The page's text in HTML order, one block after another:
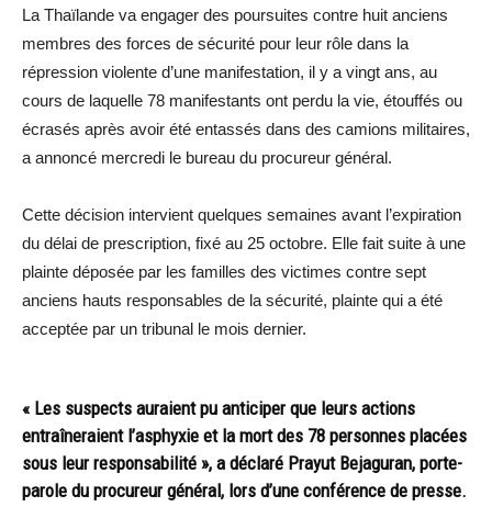
La Thaïlande va engager des poursuites contre huit anciens
membres des forces de sécurité pour leur rôle dans la
répression violente d’une manifestation, il y a vingt ans, au
cours de laquelle 78 manifestants ont perdu la vie, étouffés ou
écrasés après avoir été entassés dans des camions militaires,
a annoncé mercredi le bureau du procureur général.
Cette décision intervient quelques semaines avant l’expiration
du délai de prescription, fixé au 25 octobre. Elle fait suite à une
plainte déposée par les familles des victimes contre sept
anciens hauts responsables de la sécurité, plainte qui a été
acceptée par un tribunal le mois dernier.
« Les suspects auraient pu anticiper que leurs actions
entraîneraient l’asphyxie et la mort des 78 personnes placées
sous leur responsabilité », a déclaré Prayut Bejaguran, porte-
parole du procureur général, lors d’une conférence de presse.